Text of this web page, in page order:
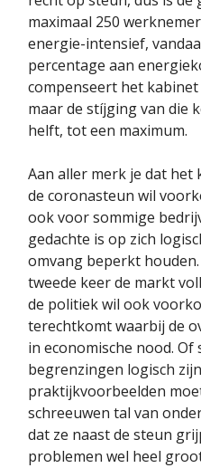
maximaal 250
energie-intensief,
percentage aan
compenseert het
maar de stíjging van die
helft, tot een maximum.
Aan aller merk je dat het
de coronasteun wil
ook voor sommige
gedachte is op zich
omvang beperkt
tweede keer de markt
de politiek wil ook
terechtkomt waarbij de
in economische nood. Of
begrenzingen logisch
praktijkvoorbeelden
schreeuwen tal van
dat ze naast de steun
problemen wel heel